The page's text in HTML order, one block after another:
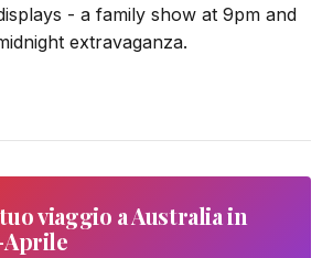
- a family show at 9pm and
extravaganza.
viaggio a Australia in
Aprile